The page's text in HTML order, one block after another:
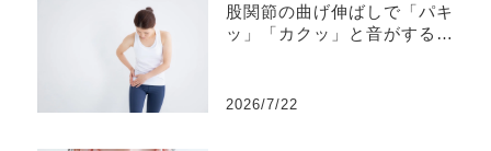
股関節の曲げ伸ばしで「パキ
ッ」「カクッ」と音がする、
れません
2026/7/22